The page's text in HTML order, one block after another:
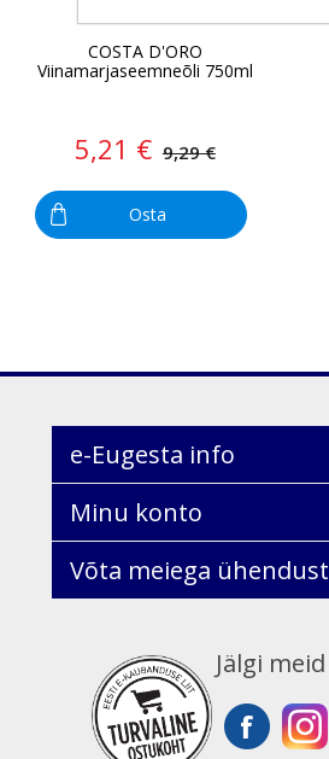
COSTA D'ORO
Viinamarjaseemneõli 750ml
5,21 € 9,29 €
Osta
e-Eugesta info
Minu konto
Võta meiega ühendust
Jälgi meid